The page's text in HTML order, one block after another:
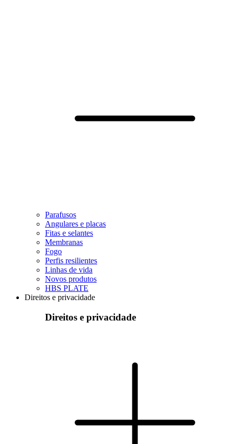
Parafusos
Angulares e placas
Fitas e selantes
Membranas
Fogo
Perfis resilientes
Linhas de vida
Novos produtos
HBS PLATE
Direitos e privacidade
Direitos e privacidade